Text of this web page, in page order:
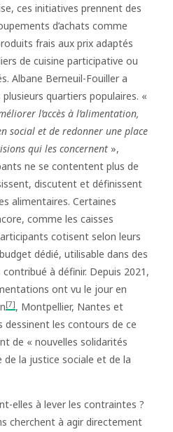
ces initiatives prennent des
d’achats comme
frais aux prix adaptés
de cuisine participative ou
Albane Berneuil-Fouiller a
quartiers populaires. «
l’accès à l’alimentation,
social et de redonner une place
qui les concernent »,
ne se contentent plus de
discutent et définissent
alimentaires. Certaines
comme les caisses
cotisent selon leurs
dédié, utilisable dans des
à définir. Depuis 2021,
ont vu le jour en
[7], Montpellier, Nantes et
dessinent les contours de ce
de « nouvelles solidarités
la justice sociale et de la
elles à lever les contraintes ?
cherchent à agir directement